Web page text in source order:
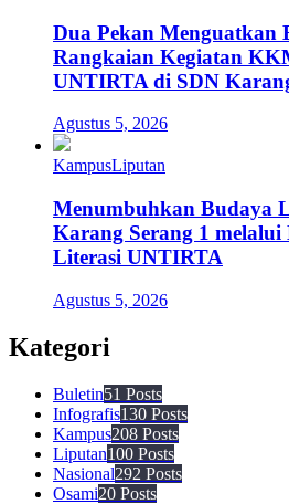
Dua Pekan Menguatkan
Rangkaian Kegiatan
UNTIRTA di SDN
Agustus 5, 2026
KampusLiputan
Menumbuhkan Budaya
Karang Serang 1
Literasi UNTIRTA
Agustus 5, 2026
Kategori
Buletin51 Posts
Infografis130 Posts
Kampus208 Posts
Liputan100 Posts
Nasional292 Posts
Osami20 Posts